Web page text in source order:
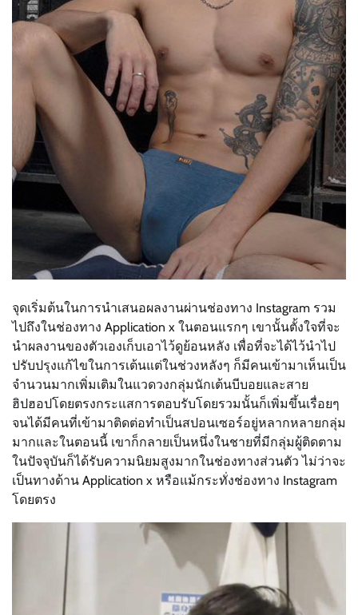
จุดเริ่มต้นในการนำเสนอผลงานผ่านช่องทาง Instagram รวม
ไปถึงในช่องทาง Application x ในตอนแรกๆ เขานั้นตั้งใจที่จะ
นำผลงานของตัวเองเก็บเอาไว้ดูย้อนหลัง เพื่อที่จะได้ไว้นำไป
ปรับปรุงแก้ไขในการเต้นแต่ในช่วงหลังๆ ก็มีคนเข้ามาเห็นเป็น
จำนวนมากเพิ่มเติมในแวดวงกลุ่มนักเต้นบีบอยและสาย
ฮิปฮอปโดยตรงกระแสการตอบรับโดยรวมนั้นก็เพิ่มขึ้นเรื่อยๆ
จนได้มีคนที่เข้ามาติดต่อทำเป็นสปอนเซอร์อยู่หลากหลายกลุ่ม
มากและในตอนนี้ เขาก็กลายเป็นหนึ่งในชายที่มีกลุ่มผู้ติดตาม
ในปัจจุบันก็ได้รับความนิยมสูงมากในช่องทางส่วนตัว ไม่ว่าจะ
เป็นทางด้าน Application x หรือแม้กระทั่งช่องทาง Instagram
โดยตรง